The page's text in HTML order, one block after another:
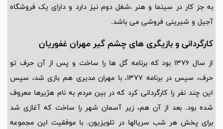
به جز کار در سینما و هنر ،شغل دوم نیز دارد و دارای یک فروشگاه
آجیل و شیرینی فروشی می باشد.
کارگردانی و بازیگری های چشم گیر مهران غفوریان
از سال 1376 بود که برنامه گل ها را ساخت و پس از آن حرف تو
حرف، سپس در برنامه 1377، با مهران مدیری هم بازی شد، سپس
این چند نفر را کارگردانی کرد که در بین مردم به نام هژیرها معروف
شده بود. بعد از آن هم، زیر آسمان شهر را ساخت که آغازی شد
برای پخش هر شب سریالها در تلویزیون. با موفقیت این مجموعه